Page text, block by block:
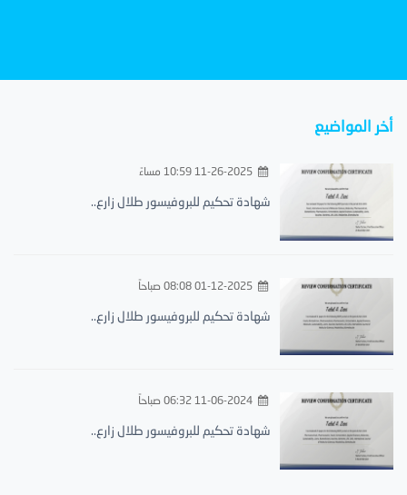
أخر المواضيع
11-26-2025 10:59 مساءً
شهادة تحكيم للبروفيسور طلال زارع..
01-12-2025 08:08 صباحاً
شهادة تحكيم للبروفيسور طلال زارع..
11-06-2024 06:32 صباحاً
شهادة تحكيم للبروفيسور طلال زارع..